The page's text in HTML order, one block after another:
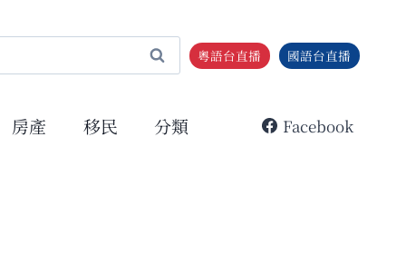
粵語台直播 國語台直播
房產 移民 分類 Facebook